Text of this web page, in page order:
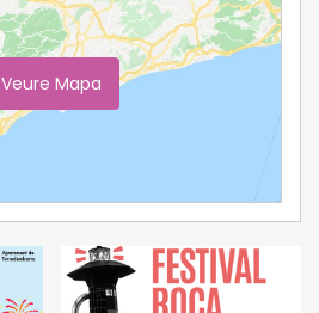
Veure Mapa